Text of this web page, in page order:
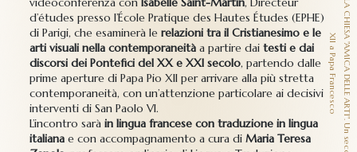
A
X
o
d’études presso l’École Pratique des Hautes Études (EPHE)
di Parigi, che esaminerà lerelazioni tra il Cristianesimo e le
arti visuali nella contemporaneità a partire daitesti e dai
discorsi dei Pontefici del XX e XXI secolo, partendo dalle
prime aperture di Papa Pio XII per arrivare alla più stretta
contemporaneità, con un’attenzione particolare ai decisivi
interventi di San Paolo VI.
L’incontro saràin lingua francese con traduzione in lingua
italiana e con accompagnamento a cura diMaria Teresa